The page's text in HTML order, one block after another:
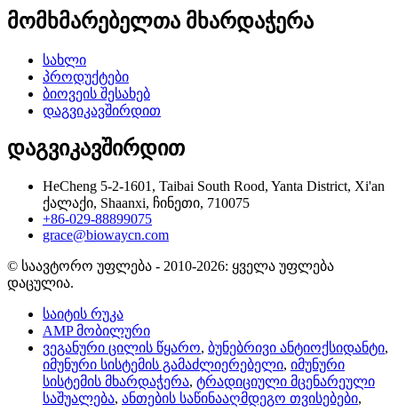
მომხმარებელთა მხარდაჭერა
სახლი
პროდუქტები
ბიოვეის შესახებ
დაგვიკავშირდით
დაგვიკავშირდით
HeCheng 5-2-1601, Taibai South Rood, Yanta District, Xi'an
ქალაქი, Shaanxi, ჩინეთი, 710075
+86-029-88899075
grace@biowaycn.com
© საავტორო უფლება - 2010-2026: ყველა უფლება
დაცულია.
საიტის რუკა
AMP მობილური
ვეგანური ცილის წყარო, ბუნებრივი ანტიოქსიდანტი,
იმუნური სისტემის გამაძლიერებელი, იმუნური
სისტემის მხარდაჭერა, ტრადიციული მცენარეული
საშუალება, ანთების საწინააღმდეგო თვისებები,